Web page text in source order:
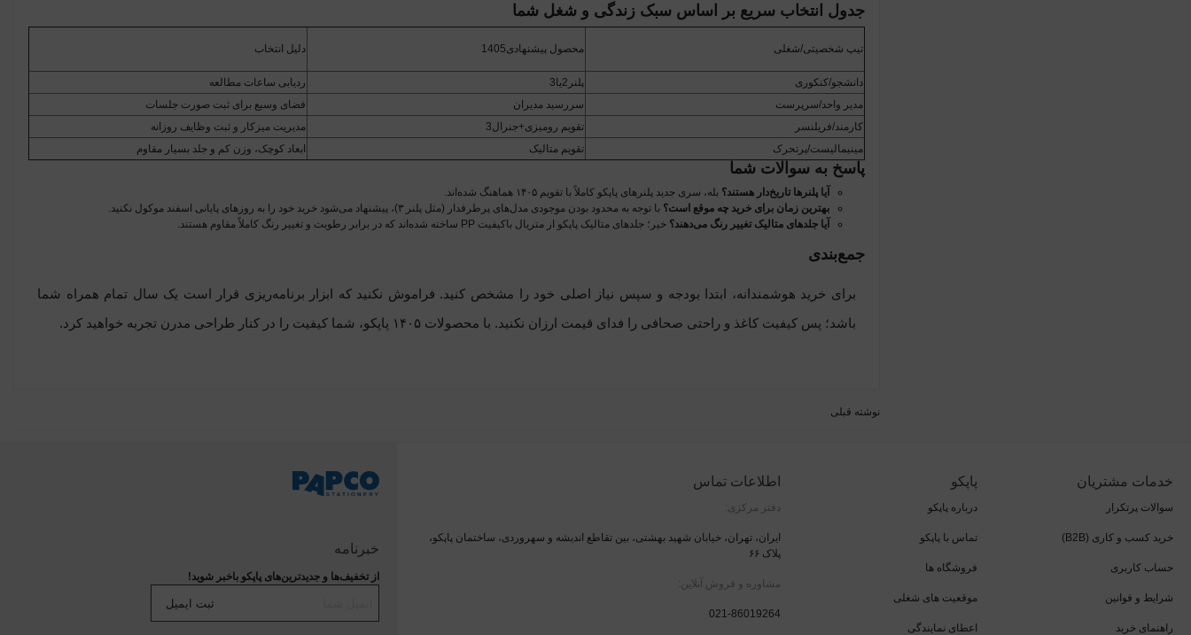
جدول انتخاب سریع بر اساس سبک زندگی و شغل شما
تیپ شخصیتی/شغلی محصول پیشنهادی1405 دلیل انتخاب
دانشجو/کنکوری پلنر2یا3
ردیابی ساعات مطالعه
مدیر واحد/سرپرست
سررسید مدیران
فضای وسیع برای ثبت صورت جلسات
کارمند/فریلنسر
تقویم رومیزی+جنرال3
مدیریت میزکار و ثبت وظایف روزانه
مینیمالیست/پرتحرک
تقویم متالیک ابعاد کوچک، وزن کم و جلد بسیار مقاوم
پاسخ به سوالات شما
آیا پلنرها تاریخ‌دار هستند؟ بله، سری جدید پلنرهای پاپکو کاملاً با تقویم ۱۴۰۵ هماهنگ شده‌اند.
بهترین زمان برای خرید چه موقع است؟ با توجه به محدود بودن موجودی مدل‌های پرطرفدار (مثل پلنر ۳)، پیشنهاد می‌شود خرید خود را به روزهای پایانی اسفند موکول نکنید.
آیا جلدهای متالیک تغییر رنگ می‌دهند؟ خیر؛ جلدهای متالیک پاپکو از متریال باکیفیت PP ساخته شده‌اند که در برابر رطوبت و تغییر رنگ کاملاً مقاوم هستند.
جمع‌بندی
برای خرید هوشمندانه، ابتدا بودجه و سپس نیاز اصلی خود را مشخص کنید. فراموش نکنید که ابزار برنامه‌ریزی قرار است یک سال تمام همراه شما
باشد؛ پس کیفیت کاغذ و راحتی صحافی را فدای قیمت ارزان نکنید. با محصولات ۱۴۰۵ پاپکو، شما کیفیت را در کنار طراحی مدرن تجربه خواهید کرد.
نوشته قبلی
خدمات مشتریان
سوالات پرتکرار
خرید کسب و کاری (B2B)
حساب کاربری
شرایط و قوانین
راهنمای خرید
پاپکو
درباره پاپکو
تماس با پاپکو
فروشگاه ها
موقعیت های شغلی
اعطای نمایندگی
اطلاعات تماس
دفتر مرکزی:
ایران، تهران، خیابان شهید بهشتی، بین تقاطع اندیشه و سهروردی، ساختمان پاپکو،
پلاک ۶۶
مشاوره و فروش آنلاین:
021-86019264
خبرنامه
از تخفیف‌ها و جدیدترین‌های پاپکو باخبر شوید!
ثبت ایمیل